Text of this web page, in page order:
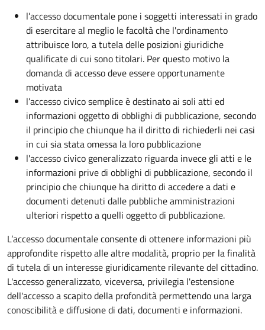
l’accesso documentale pone i soggetti interessati in grado
di esercitare al meglio le facoltà che l'ordinamento
attribuisce loro, a tutela delle posizioni giuridiche
qualificate di cui sono titolari. Per questo motivo la
domanda di accesso deve essere opportunamente
motivata
l’accesso civico semplice è destinato ai soli atti ed
informazioni oggetto di obblighi di pubblicazione, secondo
il principio che chiunque ha il diritto di richiederli nei casi
in cui sia stata omessa la loro pubblicazione
l'accesso civico generalizzato riguarda invece gli atti e le
informazioni prive di obblighi di pubblicazione, secondo il
principio che chiunque ha diritto di accedere a dati e
documenti detenuti dalle pubbliche amministrazioni
ulteriori rispetto a quelli oggetto di pubblicazione.
L’accesso documentale consente di ottenere informazioni più
approfondite rispetto alle altre modalità, proprio per la finalità
di tutela di un interesse giuridicamente rilevante del cittadino.
L'accesso generalizzato, viceversa, privilegia l'estensione
dell'accesso a scapito della profondità permettendo una larga
conoscibilità e diffusione di dati, documenti e informazioni.